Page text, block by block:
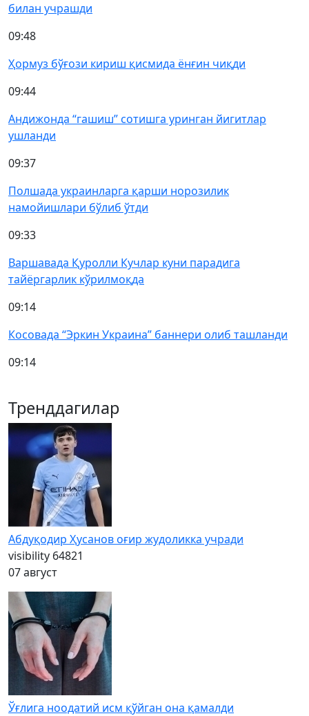
билан учрашди
09:48
Ҳормуз бўғози кириш қисмида ёнғин чиқди
09:44
Андижонда “гашиш” сотишга уринган йигитлар
ушланди
09:37
Полшада украинларга қарши норозилик
намойишлари бўлиб ўтди
09:33
Варшавада Қуролли Кучлар куни парадига
тайёргарлик кўрилмоқда
09:14
Косовада “Эркин Украина” баннери олиб ташланди
09:14
Тренддагилар
Абдуқодир Ҳусанов оғир жудоликка учради
visibility 64821
07 август
Ўғлига ноодатий исм қўйган она қамалди